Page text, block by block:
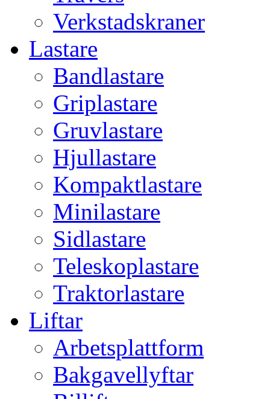
Verkstadskraner
Lastare
Bandlastare
Griplastare
Gruvlastare
Hjullastare
Kompaktlastare
Minilastare
Sidlastare
Teleskoplastare
Traktorlastare
Liftar
Arbetsplattform
Bakgavellyftar